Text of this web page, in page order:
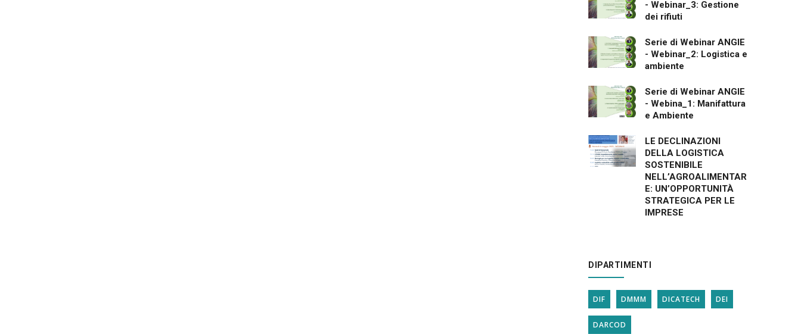
- Webinar_3: Gestione
dei rifiuti
Serie di Webinar ANGIE
- Webinar_2: Logistica e
ambiente
Serie di Webinar ANGIE
- Webina_1: Manifattura
e Ambiente
LE DECLINAZIONI
DELLA LOGISTICA
SOSTENIBILE
NELL’AGROALIMENTAR
E: UN’OPPORTUNITÀ
STRATEGICA PER LE
IMPRESE
DIPARTIMENTI
DIF DMMM DICATECH DEI
DARCOD